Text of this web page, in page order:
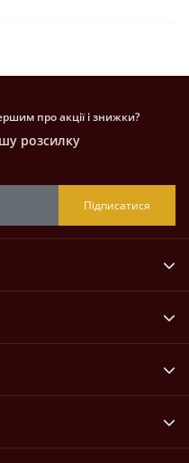
про акції і знижки?
розсилку
Підписатися